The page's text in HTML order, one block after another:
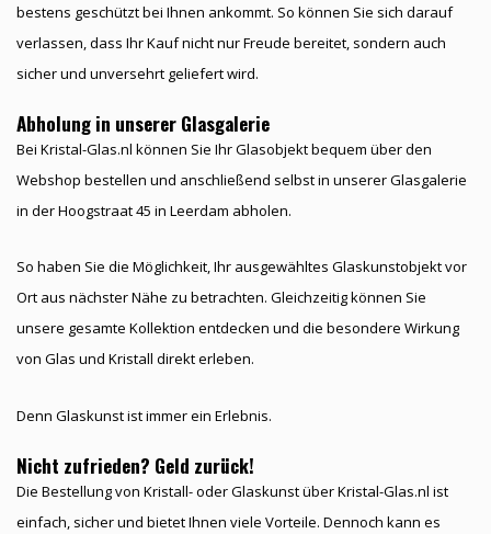
bestens geschützt bei Ihnen ankommt. So können Sie sich darauf
verlassen, dass Ihr Kauf nicht nur Freude bereitet, sondern auch
sicher und unversehrt geliefert wird.
Abholung in unserer Glasgalerie
Bei Kristal-Glas.nl können Sie Ihr Glasobjekt bequem über den
Webshop bestellen und anschließend selbst in unserer Glasgalerie
in der Hoogstraat 45 in Leerdam abholen.
So haben Sie die Möglichkeit, Ihr ausgewähltes Glaskunstobjekt vor
Ort aus nächster Nähe zu betrachten. Gleichzeitig können Sie
unsere gesamte Kollektion entdecken und die besondere Wirkung
von Glas und Kristall direkt erleben.
Denn Glaskunst ist immer ein Erlebnis.
Nicht zufrieden? Geld zurück!
Die Bestellung von Kristall- oder Glaskunst über Kristal-Glas.nl ist
einfach, sicher und bietet Ihnen viele Vorteile. Dennoch kann es